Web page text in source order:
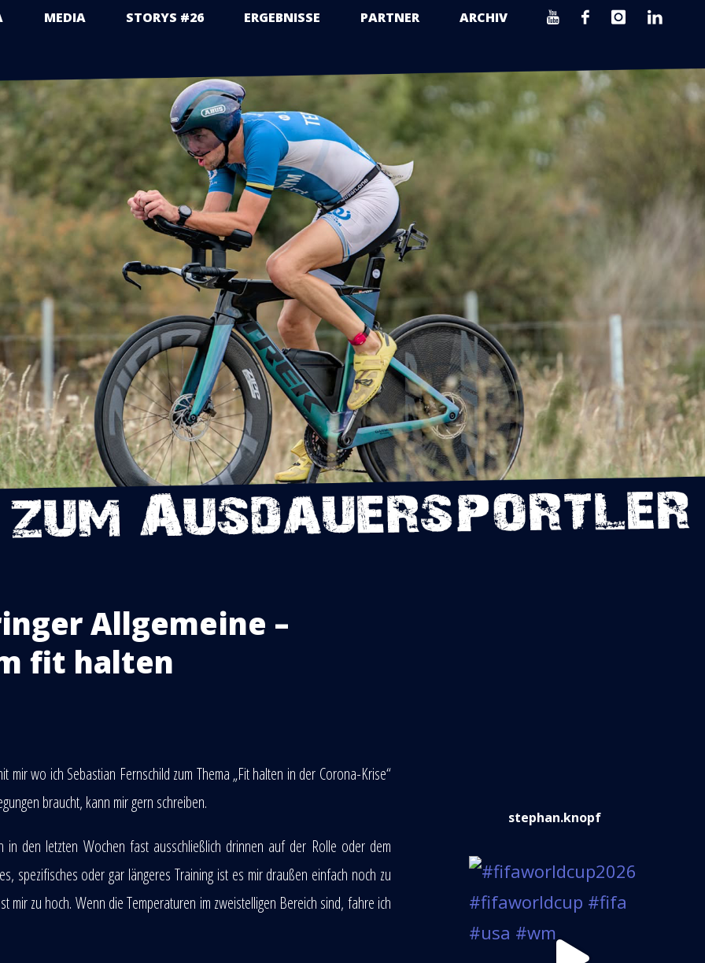
MEDIA STORYS #26 ERGEBNISSE PARTNER ARCHIV
Allgemeine –
fit halten
wo ich Sebastian Fernschild zum Thema „Fit halten in der Corona-Krise“
braucht, kann mir gern schreiben.
den letzten Wochen fast ausschließlich drinnen auf der Rolle oder dem
spezifisches oder gar längeres Training ist es mir draußen einfach noch zu
mir zu hoch. Wenn die Temperaturen im zweistelligen Bereich sind, fahre ich
stephan.knopf